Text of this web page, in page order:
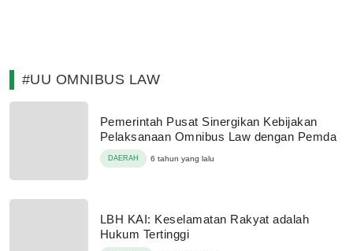
#UU OMNIBUS LAW
Pemerintah Pusat Sinergikan Kebijakan
Pelaksanaan Omnibus Law dengan Pemda
DAERAH 6 tahun yang lalu
LBH KAI: Keselamatan Rakyat adalah
Hukum Tertinggi